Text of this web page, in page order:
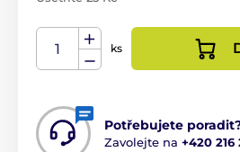
ks
Potřebujete
Zavolejte na +420 216